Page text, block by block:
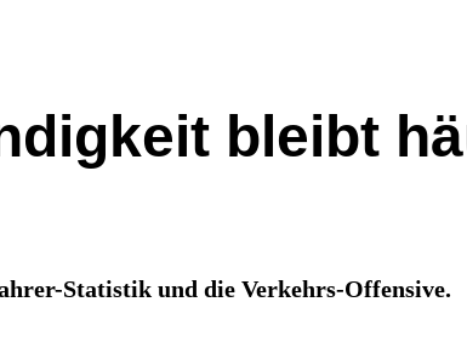
bleibt
Statistik und die Verkehrs-Offensive.